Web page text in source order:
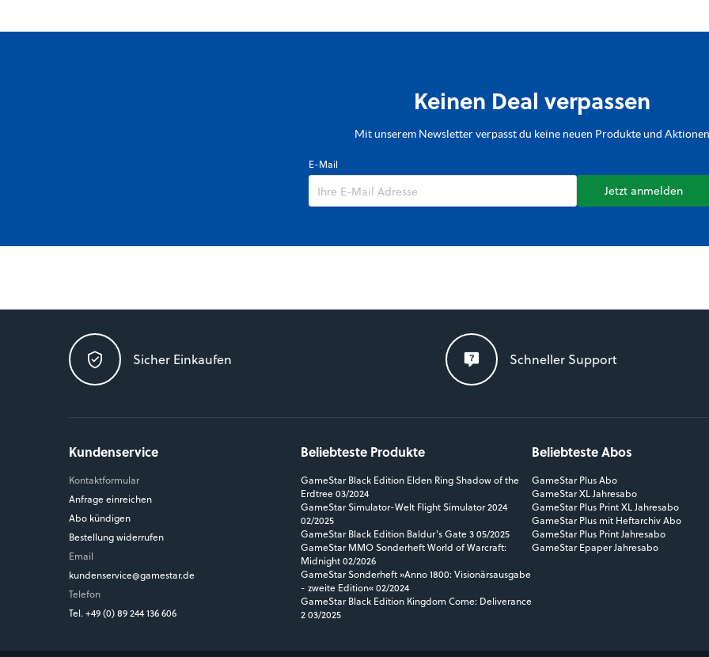
Keinen Deal verpassen
Mit unserem Newsletter verpasst du keine neuen Produkte und Aktionen
E-Mail
Jetzt anmelden
Sicher Einkaufen Schneller Support
Kundenservice
Kontaktformular
Anfrage einreichen
Abo kündigen
Bestellung widerrufen
Email
kundenservice@gamestar.de
Telefon
Tel. +49 (0) 89 244 136 606
Beliebteste Produkte
GameStar Black Edition Elden Ring Shadow of the
Erdtree 03/2024
GameStar Simulator-Welt Flight Simulator 2024
02/2025
GameStar Black Edition Baldur's Gate 3 05/2025
GameStar MMO Sonderheft World of Warcraft:
Midnight 02/2026
GameStar Sonderheft »Anno 1800: Visionärsausgabe
- zweite Edition« 02/2024
GameStar Black Edition Kingdom Come: Deliverance
2 03/2025
Beliebteste Abos
GameStar Plus Abo
GameStar XL Jahresabo
GameStar Plus Print XL Jahresabo
GameStar Plus mit Heftarchiv Abo
GameStar Plus Print Jahresabo
GameStar Epaper Jahresabo